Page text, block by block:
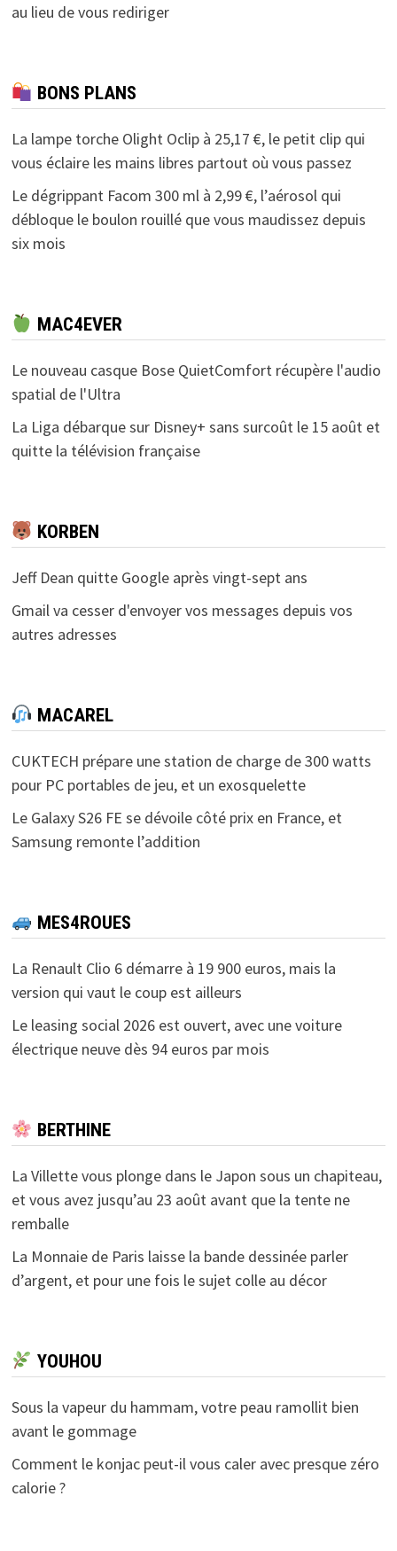
au lieu de vous rediriger
BONS PLANS
La lampe torche Olight Oclip à 25,17 €, le petit clip qui
vous éclaire les mains libres partout où vous passez
Le dégrippant Facom 300 ml à 2,99 €, l’aérosol qui
débloque le boulon rouillé que vous maudissez depuis
six mois
MAC4EVER
Le nouveau casque Bose QuietComfort récupère l'audio
spatial de l'Ultra
La Liga débarque sur Disney+ sans surcoût le 15 août et
quitte la télévision française
KORBEN
Jeff Dean quitte Google après vingt-sept ans
Gmail va cesser d'envoyer vos messages depuis vos
autres adresses
MACAREL
CUKTECH prépare une station de charge de 300 watts
pour PC portables de jeu, et un exosquelette
Le Galaxy S26 FE se dévoile côté prix en France, et
Samsung remonte l’addition
MES4ROUES
La Renault Clio 6 démarre à 19 900 euros, mais la
version qui vaut le coup est ailleurs
Le leasing social 2026 est ouvert, avec une voiture
électrique neuve dès 94 euros par mois
BERTHINE
La Villette vous plonge dans le Japon sous un chapiteau,
et vous avez jusqu’au 23 août avant que la tente ne
remballe
La Monnaie de Paris laisse la bande dessinée parler
d’argent, et pour une fois le sujet colle au décor
YOUHOU
Sous la vapeur du hammam, votre peau ramollit bien
avant le gommage
Comment le konjac peut-il vous caler avec presque zéro
calorie ?